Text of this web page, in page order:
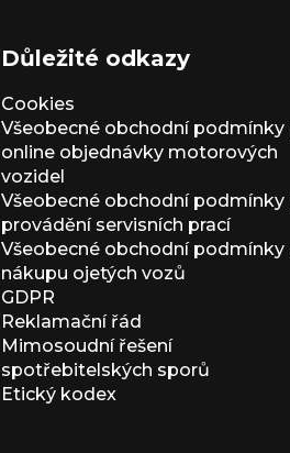
Důležité odkazy
Cookies
Všeobecné obchodní podmínky
online objednávky motorových
vozidel
Všeobecné obchodní podmínky
provádění servisních prací
Všeobecné obchodní podmínky
nákupu ojetých vozů
GDPR
Reklamační řád
Mimosoudní řešení
spotřebitelských sporů
Etický kodex